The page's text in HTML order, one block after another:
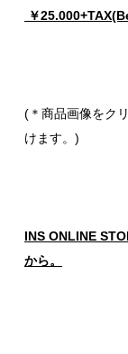
￥
(＊商品画像をク
けます。)
INS ONLINE
から。